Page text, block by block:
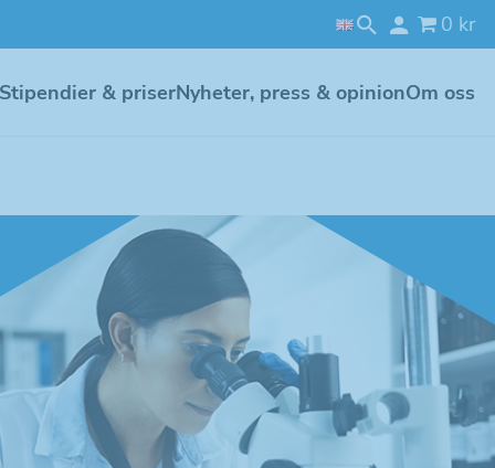
0 kr
Stipendier & priserNyheter, press & opinionOm oss